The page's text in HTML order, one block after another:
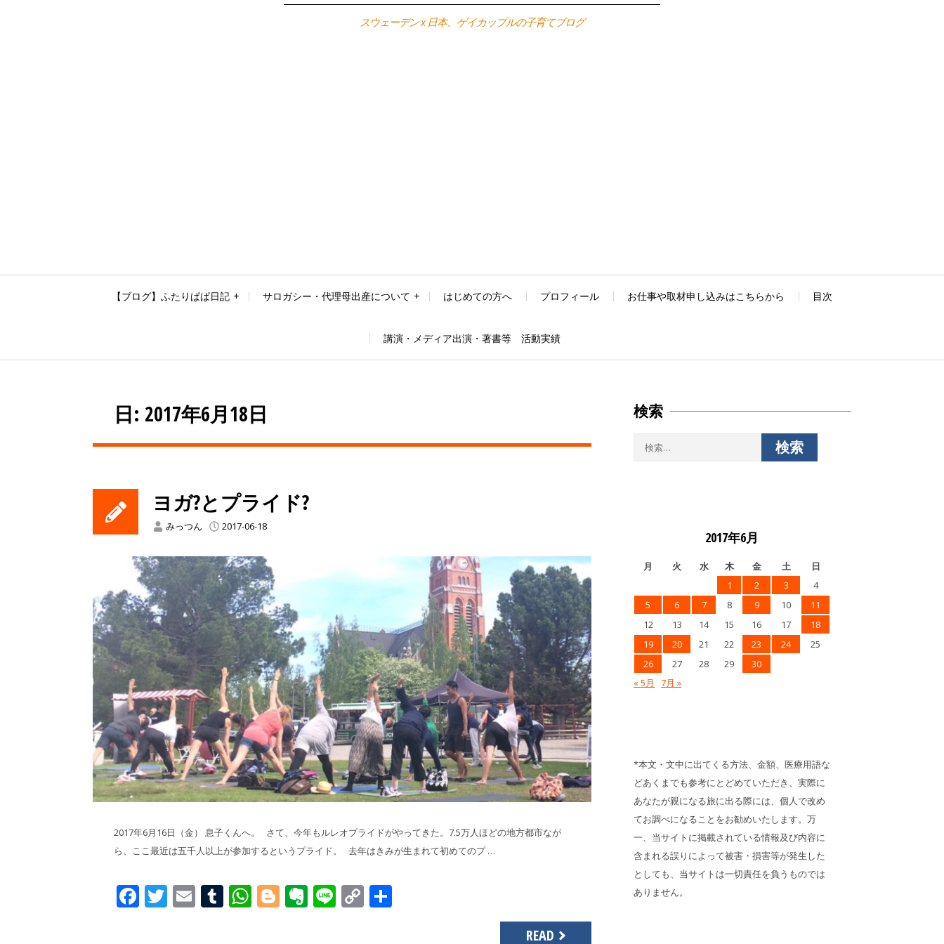
スウェーデン x 日本、ゲイカップルの子育てブログ
【ブログ】ふたりぱぱ日記 サロガシー・代理母出産について はじめての方へ プロフィール お仕事や取材申し込みはこちらから 目次
講演・メディア出演・著書等 活動実績
日: 2017年6月18日
ヨガ?とプライド?
みっつん 2017-06-18
2017年6月16日（金） 息子くんへ。 さて、今年もルレオプライドがやってきた。7.5万人ほどの地方都市なが
ら、ここ最近は五千人以上が参加するというプライド。 去年はきみが生まれて初めてのプ …
Facebook
Twitter
EmailTumblr
WhatsApp
Blogger
Evernote
LineCopy
READ
検索
2017年6月
月 火 水 木 金 土
日
1
2 3
4
5
6 7 8 9 10
11
12
13 14 15 16 17
18
19
20 21 22 23 24
25
26
27 28 29
30
« 5月
7月 »
*本文・文中に出てくる方法、金額、医療用語な
どあくまでも参考にとどめていただき、実際に
あなたが親になる旅に出る際には、個人で改め
てお調べになることをお勧めいたします。万
一、当サイトに掲載されている情報及び内容に
含まれる誤りによって被害・損害等が発生した
としても、当サイトは一切責任を負うものでは
ありません。